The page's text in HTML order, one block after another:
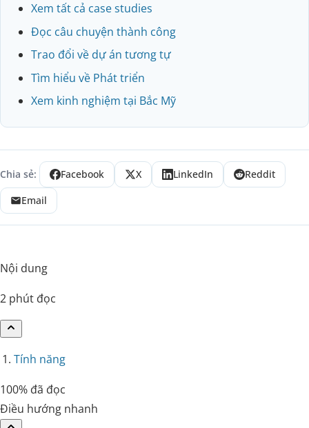
Xem tất cả case studies
Đọc câu chuyện thành công
Trao đổi về dự án tương tự
Tìm hiểu về Phát triển
Xem kinh nghiệm tại Bắc Mỹ
Chia sẻ: Facebook X LinkedIn
Reddit
Email
Nội dung
2 phút đọc
Tính năng
100% đã đọc
Điều hướng nhanh